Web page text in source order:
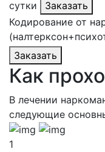
сутки
Заказать
Кодирование от
Заказать
Как
В лечении
следующие
1